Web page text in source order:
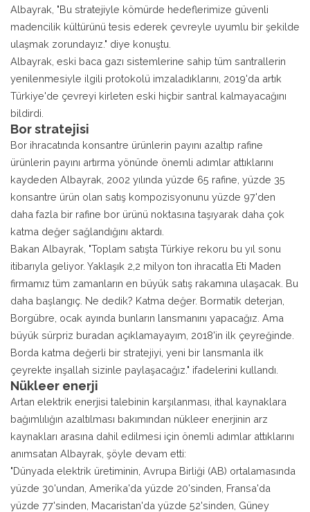
Albayrak, "Bu stratejiyle kömürde hedeflerimize güvenli
madencilik kültürünü tesis ederek çevreyle uyumlu bir şekilde
ulaşmak zorundayız." diye konuştu.
Albayrak, eski baca gazı sistemlerine sahip tüm santrallerin
yenilenmesiyle ilgili protokolü imzaladıklarını, 2019'da artık
Türkiye'de çevreyi kirleten eski hiçbir santral kalmayacağını
bildirdi.
Bor stratejisi
Bor ihracatında konsantre ürünlerin payını azaltıp rafine
ürünlerin payını artırma yönünde önemli adımlar attıklarını
kaydeden Albayrak, 2002 yılında yüzde 65 rafine, yüzde 35
konsantre ürün olan satış kompozisyonunu yüzde 97'den
daha fazla bir rafine bor ürünü noktasına taşıyarak daha çok
katma değer sağlandığını aktardı.
Bakan Albayrak, "Toplam satışta Türkiye rekoru bu yıl sonu
itibarıyla geliyor. Yaklaşık 2,2 milyon ton ihracatla Eti Maden
firmamız tüm zamanların en büyük satış rakamına ulaşacak. Bu
daha başlangıç. Ne dedik? Katma değer. Bormatik deterjan,
Borgübre, ocak ayında bunların lansmanını yapacağız. Ama
büyük sürpriz buradan açıklamayayım, 2018'in ilk çeyreğinde.
Borda katma değerli bir stratejiyi, yeni bir lansmanla ilk
çeyrekte inşallah sizinle paylaşacağız." ifadelerini kullandı.
Nükleer enerji
Artan elektrik enerjisi talebinin karşılanması, ithal kaynaklara
bağımlılığın azaltılması bakımından nükleer enerjinin arz
kaynakları arasına dahil edilmesi için önemli adımlar attıklarını
anımsatan Albayrak, şöyle devam etti:
"Dünyada elektrik üretiminin, Avrupa Birliği (AB) ortalamasında
yüzde 30'undan, Amerika'da yüzde 20'sinden, Fransa'da
yüzde 77'sinden, Macaristan'da yüzde 52'sinden, Güney